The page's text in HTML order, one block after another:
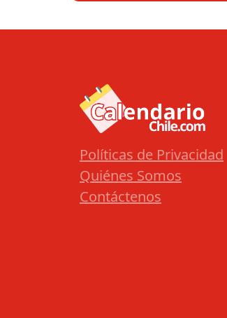
Políticas de Privacidad
Quiénes Somos
Contáctenos